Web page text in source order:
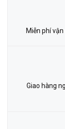
Miễn phí
Giao hàng